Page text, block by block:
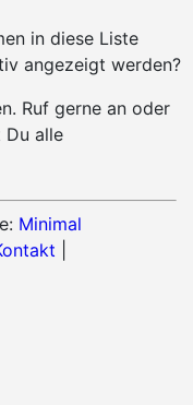
in diese Liste
angezeigt werden?
Ruf gerne an oder
Du alle
Minimal